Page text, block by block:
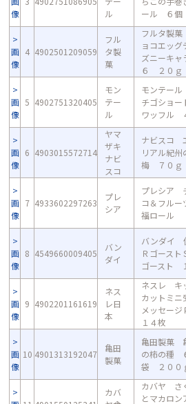
像
ル
ール ６個
画
像
4 4902501209059
フル
タ製
菓
フルタ製
ョコエッグ
ズニーキャ
６ ２０ｇ
画
像
5 4902751320405
モン
テー
ル
モンテー
チゴショー
ワッフル
画
像
6 4903015572714
ヤマ
ザキ
ナビ
スコ
ナビスコ
リアル紀州
梅 ７０ｇ
画
像
7 4933602297263
プレ
シア
プレシア
コ＆フルー
福ロール
画
像
8 4549660009405
バン
ダイ
バンダイ
Ｒゴースト
ゴースト
画
像
9 4902201161619
ネス
レ日
本
ネスレ キ
カットミニ
メッセー
１４枚
画
像
10 4901313192047
亀田
製菓
亀田製菓
の柿の種
袋 ２００
カバ
カバヤ さ
とマカロン